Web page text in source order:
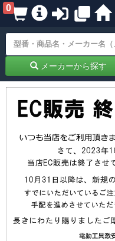
0
メーカーから探す